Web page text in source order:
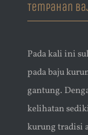
Tempahan
Pada kali ini
pada baju
gantung.
kelihatan
kurung tradisi